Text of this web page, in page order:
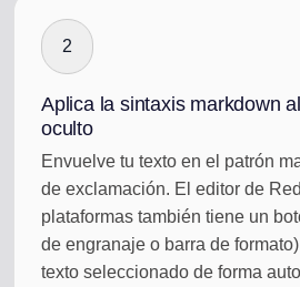
2
Aplica la sintaxis markdown
oculto
Envuelve tu texto en el patrón
de exclamación. El editor de
plataformas también tiene un
de engranaje o barra de
texto seleccionado de forma